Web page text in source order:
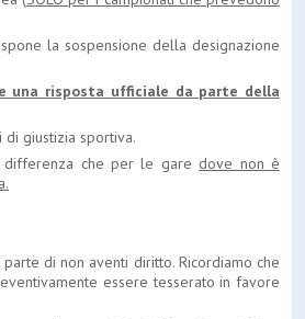
la sospensione della designazione
una risposta ufficiale da parte della
giustizia sportiva.
differenza che per le gare dove non è
di non aventi diritto. Ricordiamo che
essere tesserato in favore